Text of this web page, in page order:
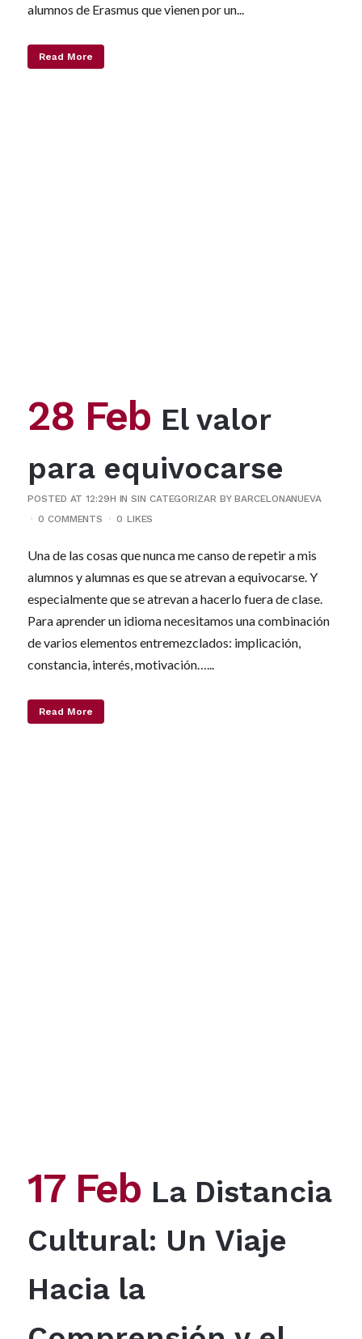
alumnos de Erasmus que vienen por un...
Read More
28 Feb El valor
para equivocarse
POSTED AT 12:29H INSIN CATEGORIZAR BYBARCELONANUEVA
0 COMMENTS
0 LIKES
Una de las cosas que nunca me canso de repetir a mis
alumnos y alumnas es que se atrevan a equivocarse. Y
especialmente que se atrevan a hacerlo fuera de clase.
Para aprender un idioma necesitamos una combinación
de varios elementos entremezclados: implicación,
constancia, interés, motivación…...
Read More
17 Feb La Distancia
Cultural: Un Viaje
Hacia la